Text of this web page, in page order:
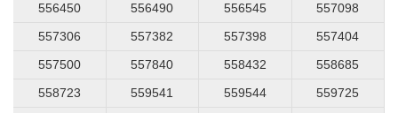
556450
556490 556545
557098
557306
557382 557398
557404
557500
557840 558432
558685
558723
559541 559544
559725